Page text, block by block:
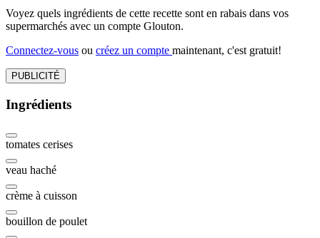
Voyez quels ingrédients de cette recette sont en rabais dans vos
supermarchés avec un compte Glouton.
Connectez-vous ou créez un compte maintenant, c'est gratuit!
PUBLICITÉ
Ingrédients
tomates cerises
veau haché
crème à cuisson
bouillon de poulet